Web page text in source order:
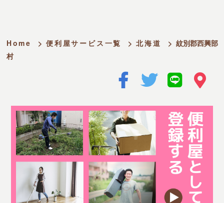
Home > 便利屋サービス一覧 > 北海道 > 紋別郡西興部
村